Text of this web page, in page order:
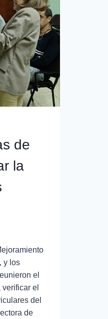
de
la
y los
el
el
del
de